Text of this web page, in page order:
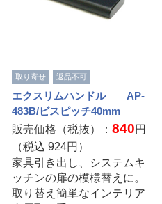
取り寄せ 返品不可
エクスリムハンドル AP-
483B/ビスピッチ40mm
販売価格（税抜）：840円
（税込924円）
家具引き出し、システムキ
ッチンの扉の模様替えに。
取り替え簡単なインテリア